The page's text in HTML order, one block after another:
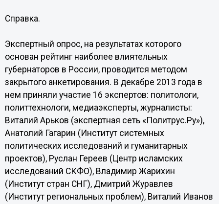
Справка.
Экспертный опрос, на результатах которого
основан рейтинг наиболее влиятельных
губернаторов в России, проводится методом
закрытого анкетирования. В декабре 2013 года в
нем приняли участие 16 экспертов: политологи,
политтехнологи, медиаэксперты, журналисты:
Виталий Арьков (экспертная сеть «Политрус.Ру»),
Анатолий Гагарин (Институт системных
политических исследований и гуманитарных
проектов), Руслан Гереев (Центр исламских
исследований СКФО), Владимир Жарихин
(Институт стран СНГ), Дмитрий Журавлев
(Институт региональных проблем), Виталий Иванов